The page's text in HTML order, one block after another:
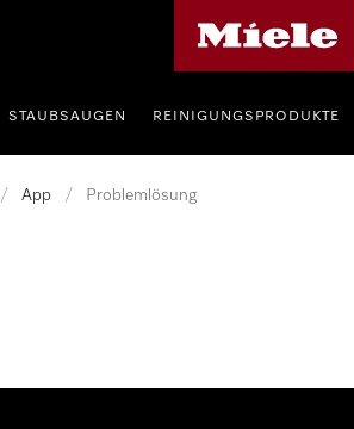
STAUBSAUGEN REINIGUNGSPRODUKTE
/ App / Problemlösung